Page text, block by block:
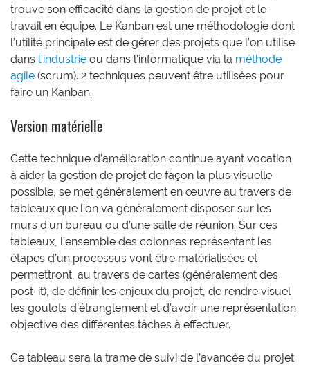
trouve son efficacité dans la gestion de projet et le
travail en équipe. Le Kanban est une méthodologie dont
l’utilité principale est de gérer des projets que l’on utilise
dans l’industrie ou dans l’informatique via la méthode
agile (scrum). 2 techniques peuvent être utilisées pour
faire un Kanban.
Version matérielle
Cette technique d’amélioration continue ayant vocation
à aider la gestion de projet de façon la plus visuelle
possible, se met généralement en œuvre au travers de
tableaux que l’on va généralement disposer sur les
murs d’un bureau ou d’une salle de réunion. Sur ces
tableaux, l’ensemble des colonnes représentant les
étapes d’un processus vont être matérialisées et
permettront, au travers de cartes (généralement des
post-it), de définir les enjeux du projet, de rendre visuel
les goulots d’étranglement et d’avoir une représentation
objective des différentes tâches à effectuer.
Ce tableau sera la trame de suivi de l’avancée du projet